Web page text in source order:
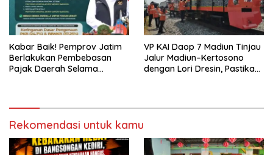
Kabar Baik! Pemprov Jatim
Berlakukan Pembebasan
Pajak Daerah Selama
VP KAI Daop 7 Madiun Tinjau
Jalur Madiun–Kertosono
dengan Lori Dresin, Pastikan
Rekomendasi untuk kamu